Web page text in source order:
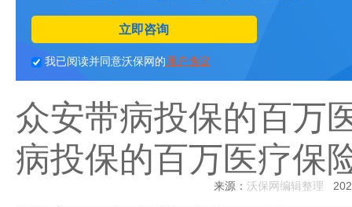
立即咨询
我已阅读并同意沃保网的用户协议
众安带病投保的百万
病投保的百万医疗保
来源： 沃保网编辑整理